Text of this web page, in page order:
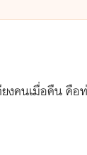
ยงคนเมื่อคืน คื